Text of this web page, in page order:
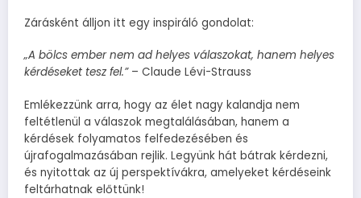
Zárásként álljon itt egy inspiráló gondolat:
„A bölcs ember nem ad helyes válaszokat, hanem helyes
kérdéseket tesz fel.”– Claude Lévi-Strauss
Emlékezzünk arra, hogy az élet nagy kalandja nem
feltétlenül a válaszok megtalálásában, hanem a
kérdések folyamatos felfedezésében és
újrafogalmazásában rejlik. Legyünk hát bátrak kérdezni,
és nyitottak az új perspektívákra, amelyeket kérdéseink
feltárhatnak előttünk!